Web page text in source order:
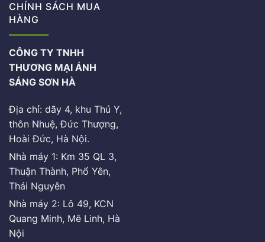
CHÍNH SÁCH MUA
HÀNG
CÔNG TY TNHH
THƯƠNG MẠI ÁNH
SÁNG SƠN HÀ
Địa chỉ: dãy 4, khu Thú Y,
thôn Nhuệ, Đức Thượng,
Hoài Đức, Hà Nội.
Nhà máy 1: Km 35 QL 3,
Thuận Thành, Phổ Yên,
Thái Nguyên
Nhà máy 2: Lô 49, KCN
Quang Minh, Mê Linh, Hà
Nội